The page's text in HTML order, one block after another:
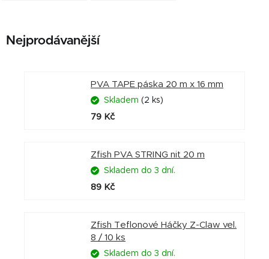
Nejprodávanější
PVA TAPE páska 20 m x 16 mm
Skladem (2 ks)
79 Kč
Zfish PVA STRING nit 20 m
Skladem do 3 dní.
89 Kč
Zfish Teflonové Háčky Z-Claw vel.
8 / 10 ks
Skladem do 3 dní.